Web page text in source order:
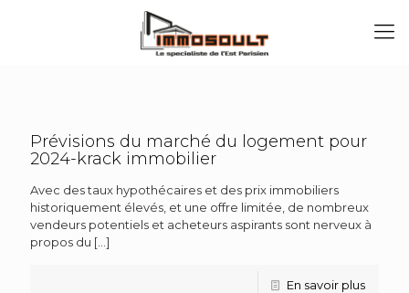
Prévisions du marché du logement pour
2024-krack immobilier
Avec des taux hypothécaires et des prix immobiliers
historiquement élevés, et une offre limitée, de nombreux
vendeurs potentiels et acheteurs aspirants sont nerveux à
propos du […]
En savoir plus